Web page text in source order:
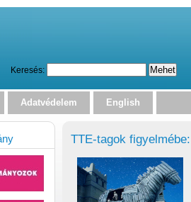
Keresés:
Adatvédelem English
TTE-tagok figyelmébe: